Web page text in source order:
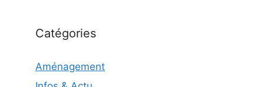
Catégories
Aménagement